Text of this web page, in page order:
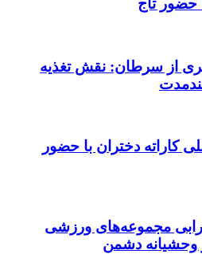
حضور تاج
از سرطان: نقش تغذیه
کاراته دختران با حضور
مجموعه‌های ورزشی
وحشیانه دشمن